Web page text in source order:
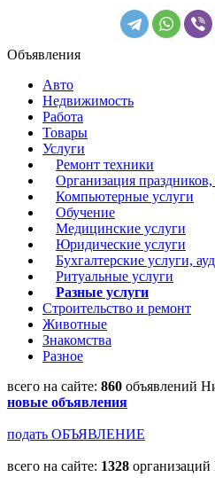
Объявления
Авто
Недвижимость
Работа
Товары
Услуги
Ремонт техники
Организация
Компьютерные услуги
Обучение
Медицинские услуги
Юридические услуги
Бухгалтерские услуги,
Ритуальные услуги
Разные услуги
Строительство и ремонт
Животные
Знакомства
Разное
всего на сайте: 860 объявлений
новые объявления
подать ОБЪЯВЛЕНИЕ
всего на сайте: 1328